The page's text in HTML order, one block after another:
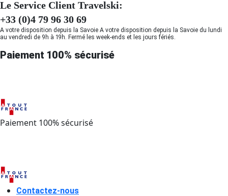
Le Service Client Travelski:
+33 (0)4 79 96 30 69
A votre disposition depuis la Savoie A votre disposition depuis la Savoie du lundi
au vendredi de 9h à 19h. Fermé les week-ends et les jours fériés.
Paiement 100% sécurisé
Paiement 100% sécurisé
Contactez-nous